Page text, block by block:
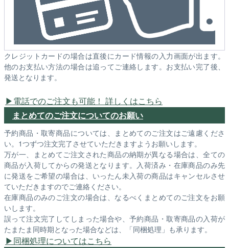
クレジットカードの場合は直後にカード情報の入力画面が出ます。
他のお支払い方法の場合は追ってご連絡します。お支払い完了後、
発送となります。
電話でのご注文も可能！ 詳しくはこちら
まとめてのご注文についてのお願い
予約商品・取寄商品については、まとめてのご注文はご遠慮くださ
い。1つずつ注文完了させていただきますようお願いします。
万が一、まとめてご注文された商品の納期が異なる場合は、全ての
商品が入荷してからの発送となります。入荷済み・在庫商品のみ先
に発送をご希望の場合は、いったん未入荷の商品はキャンセルさせ
ていただきますのでご連絡ください。
在庫商品のみのご注文の場合は、なるべくまとめてのご注文をお願
いします。
誤って注文完了してしまった場合や、予約商品・取寄商品の入荷が
たまたま同時期となった場合などは、「同梱処理」も承ります。
同梱処理についてはこちら